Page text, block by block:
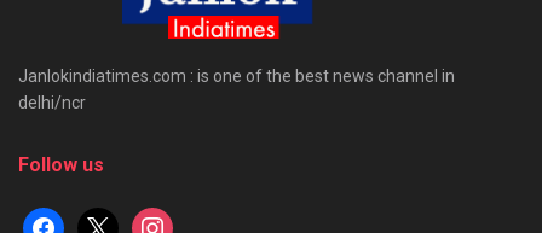
Janlokindiatimes.com : is one of the best news channel in
delhi/ncr
Follow us
facebook
x instagram